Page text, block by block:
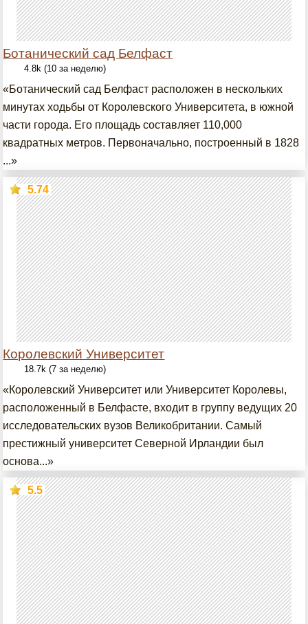
Ботанический сад Белфаст
4.8k (10 за неделю)
«Ботанический сад Белфаст расположен в нескольких
минутах ходьбы от Королевского Университета, в южной
части города. Его площадь составляет 110,000
квадратных метров. Первоначально, построенный в 1828
...»
Королевский Университет
5.74
18.7k (7 за неделю)
«Королевский Университет или Университет Королевы,
расположенный в Белфасте, входит в группу ведущих 20
исследовательских вузов Великобритании. Самый
престижный университет Северной Ирландии был
основа...»
5.5